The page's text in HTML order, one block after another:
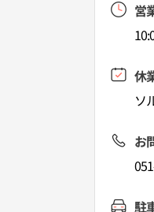
営
休
ソ
お
駐